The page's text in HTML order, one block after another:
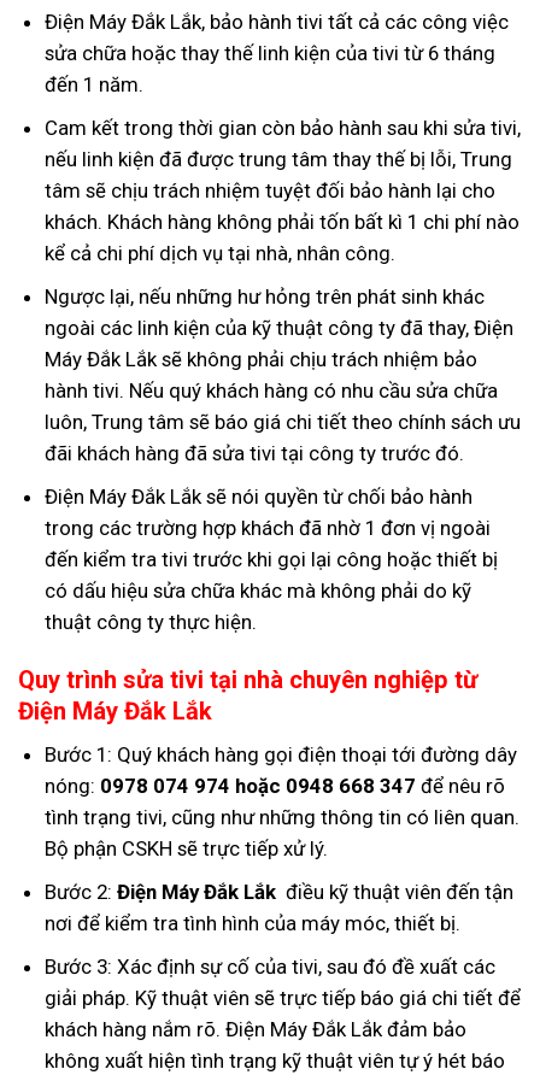
Điện Máy Đắk Lắk, bảo hành tivi tất cả các công việc
sửa chữa hoặc thay thế linh kiện của tivi từ 6 tháng
đến 1 năm.
Cam kết trong thời gian còn bảo hành sau khi sửa tivi,
nếu linh kiện đã được trung tâm thay thế bị lỗi, Trung
tâm sẽ chịu trách nhiệm tuyệt đối bảo hành lại cho
khách. Khách hàng không phải tốn bất kì 1 chi phí nào
kể cả chi phí dịch vụ tại nhà, nhân công.
Ngược lại, nếu những hư hỏng trên phát sinh khác
ngoài các linh kiện của kỹ thuật công ty đã thay, Điện
Máy Đắk Lắk sẽ không phải chịu trách nhiệm bảo
hành tivi. Nếu quý khách hàng có nhu cầu sửa chữa
luôn, Trung tâm sẽ báo giá chi tiết theo chính sách ưu
đãi khách hàng đã sửa tivi tại công ty trước đó.
Điện Máy Đắk Lắk sẽ nói quyền từ chối bảo hành
trong các trường hợp khách đã nhờ 1 đơn vị ngoài
đến kiểm tra tivi trước khi gọi lại công hoặc thiết bị
có dấu hiệu sửa chữa khác mà không phải do kỹ
thuật công ty thực hiện.
Quy trình sửa tivi tại nhà chuyên nghiệp từ
Điện Máy Đắk Lắk
Bước 1: Quý khách hàng gọi điện thoại tới đường dây
nóng: 0978 074 974 hoặc 0948 668 347 để nêu rõ
tình trạng tivi, cũng như những thông tin có liên quan.
Bộ phận CSKH sẽ trực tiếp xử lý.
Bước 2: Điện Máy Đắk Lắk điều kỹ thuật viên đến tận
nơi để kiểm tra tình hình của máy móc, thiết bị.
Bước 3: Xác định sự cố của tivi, sau đó đề xuất các
giải pháp. Kỹ thuật viên sẽ trực tiếp báo giá chi tiết để
khách hàng nắm rõ. Điện Máy Đắk Lắk đảm bảo
không xuất hiện tình trạng kỹ thuật viên tự ý hét báo